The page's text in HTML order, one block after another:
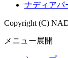
ナディアパ
Copyright (C)
メニュー展開